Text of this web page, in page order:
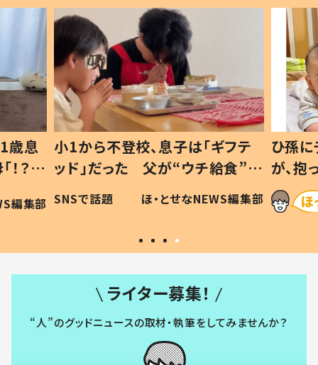
フテ
食”を
編集部
ひ孫にデレデレな80歳じいじ
が、抱っこすると…ひ孫の反応に
「涙が出ました」「可愛くて仕方な
い」
ほ・とせなNEWS編集部
ライター募集！
“人”のグッドニュースの取材・執筆をしてみませんか？